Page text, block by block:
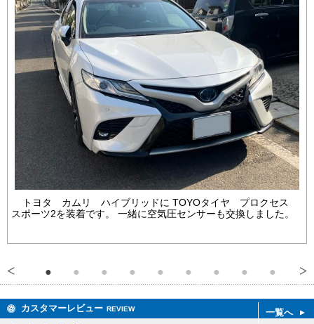
カスタマーレビュー REVIEW 一覧へ